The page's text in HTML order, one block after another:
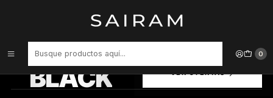
0
PERFUME REM ARIANA GRANDE DAMA EDP 50 ML
BLACK
SELECCIONADOS